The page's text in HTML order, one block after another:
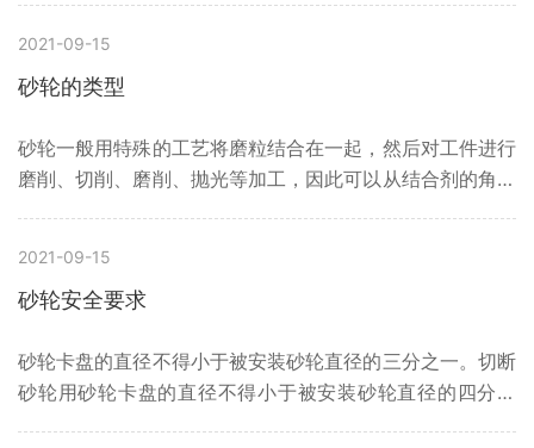
低，而且对加工的要求不高，也可用加硬的碳化硅砂轮条来
氮化硼砂轮等超硬砂轮修整的话，大部份可以用陶瓷砂轮块
来修整。
2021-09-15
砂轮的类型
砂轮一般用特殊的工艺将磨粒结合在一起，然后对工件进行
磨削、切削、磨削、抛光等加工，因此可以从结合剂的角度
对砂轮结合剂的理解，更容易掌握砂轮的使用，掌握砂轮的
类：有机粘结剂和无机粘结剂，有机粘结剂包括树脂粘结剂
和橡胶粘结剂，无机粘结剂包括陶瓷粘结剂、菱形粘结剂和
金属粘结剂。
2021-09-15
砂轮安全要求
砂轮卡盘的直径不得小于被安装砂轮直径的三分之一。切断
砂轮用砂轮卡盘的直径不得小于被安装砂轮直径的四分之